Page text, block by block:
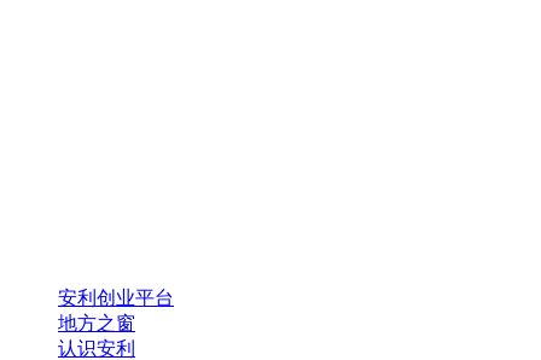
安利创业平台
地方之窗
认识安利